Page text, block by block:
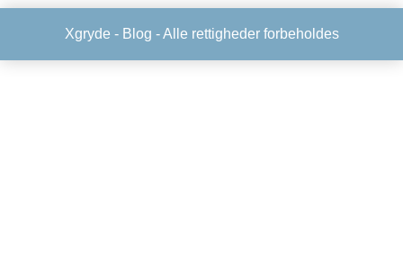
Xgryde - Blog - Alle rettigheder forbeholdes